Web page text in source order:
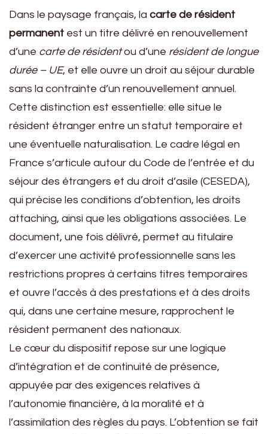
Dans le paysage français, la carte de résident
permanent est un titre délivré en renouvellement
d’une carte de résidentou d’une résident de longue
durée – UE, et elle ouvre un droit au séjour durable
sans la contrainte d’un renouvellement annuel.
Cette distinction est essentielle: elle situe le
résident étranger entre un statut temporaire et
une éventuelle naturalisation. Le cadre légal en
France s’articule autour du Code de l’entrée et du
séjour des étrangers et du droit d’asile (CESEDA),
qui précise les conditions d’obtention, les droits
attaching, ainsi que les obligations associées. Le
document, une fois délivré, permet au titulaire
d’exercer une activité professionnelle sans les
restrictions propres à certains titres temporaires
et ouvre l’accès à des prestations et à des droits
qui, dans une certaine mesure, rapprochent le
résident permanent des nationaux.
Le cœur du dispositif repose sur une logique
d’intégration et de continuité de présence,
appuyée par des exigences relatives à
l’autonomie financière, à la moralité et à
l’assimilation des règles du pays. L’obtention se fait